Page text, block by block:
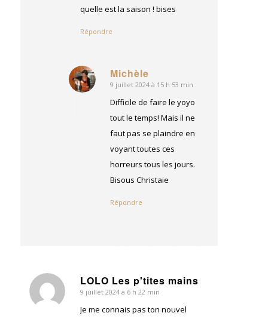
quelle est la saison ! bises
Répondre
Michèle
dit
9 juillet 2024 à 15 h 53 min
Difficile de faire le yoyo
tout le temps! Mais il ne
faut pas se plaindre en
voyant toutes ces
horreurs tous les jours.
Bisous Christaie
Répondre
LOLO Les p'tites mains
dit
9 juillet 2024 à 6 h 22 min
Je me connais pas ton nouvel